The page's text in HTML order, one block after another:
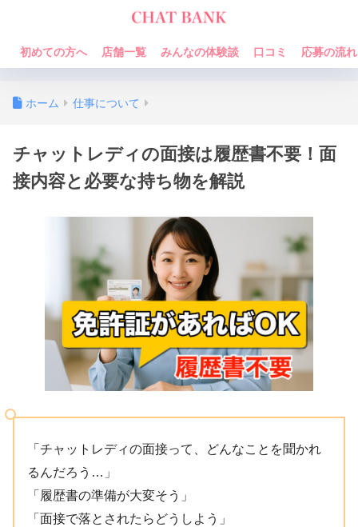
初めての方へ 店舗一覧 みんなの体験談 口コミ 応募の流れ
ホーム 仕事について
チャットレディの面接は履歴書不要！面
接内容と必要な持ち物を解説
「チャットレディの面接って、どんなことを聞かれ
るんだろう…」
「履歴書の準備が大変そう」
「面接で落とされたらどうしよう」